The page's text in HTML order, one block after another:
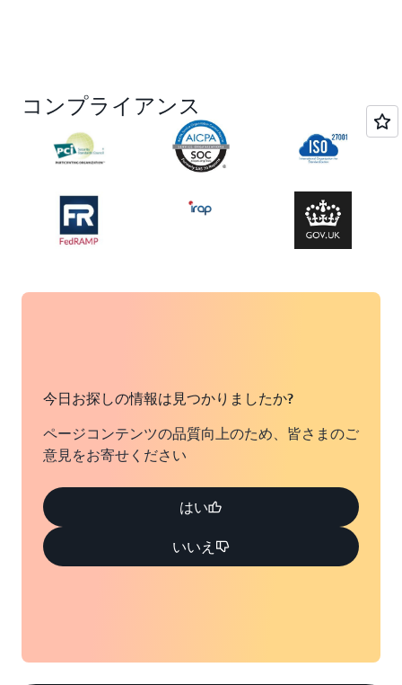
コンプライアンス
今日お探しの情報は見つかりましたか?
ページコンテンツの品質向上のため、皆さまのご
意見をお寄せください
はい
いいえ